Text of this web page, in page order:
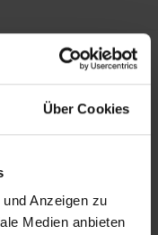
Über Cookies
Anzeigen zu
Medien anbieten
Check-In am
des Fluges
Informationen
um die Reise bei
dass Sie am
vorbehalten) in